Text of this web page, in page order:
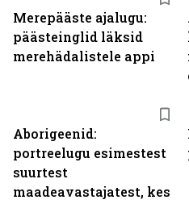
Merepääste ajalugu:
päästeinglid läksid
merehädalistele appi
Aborigeenid:
portreelugu esimestest
suurtest
maadeavastajatest, kes